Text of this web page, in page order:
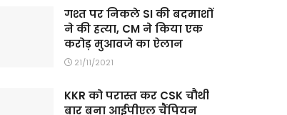
गश्त पर निकले SI की बदमाशों
ने की हत्या, CM ने किया एक
करोड़ मुआवजे का ऐलान
21/11/2021
KKR को परास्त कर CSK चौथी
बार बना आईपीएल चैंपियन